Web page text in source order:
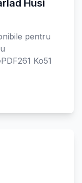
Husi
pentru
Ko51